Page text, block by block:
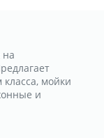
на
мойки
и